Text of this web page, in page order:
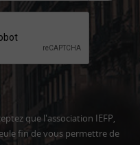
que l'association IEFP,
fin de vous permettre de